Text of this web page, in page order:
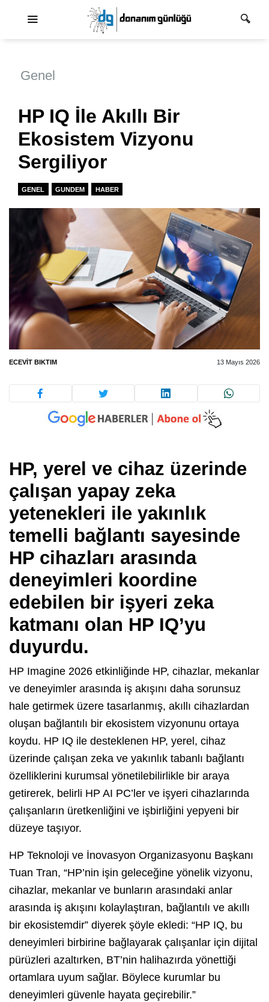
Genel
HP IQ İle Akıllı Bir
Ekosistem Vizyonu
Sergiliyor
GENEL GUNDEM HABER
ECEVIT BIKTIM 13 Mayıs 2026
HP, yerel ve cihaz üzerinde
çalışan yapay zeka
yetenekleri ile yakınlık
temelli bağlantı sayesinde
HP cihazları arasında
deneyimleri koordine
edebilen bir işyeri zeka
katmanı olan HP IQ’yu
duyurdu.
HP Imagine 2026 etkinliğinde HP, cihazlar, mekanlar
ve deneyimler arasında iş akışını daha sorunsuz
hale getirmek üzere tasarlanmış, akıllı cihazlardan
oluşan bağlantılı bir ekosistem vizyonunu ortaya
koydu. HP IQ ile desteklenen HP, yerel, cihaz
üzerinde çalışan zeka ve yakınlık tabanlı bağlantı
özelliklerini kurumsal yönetilebilirlikle bir araya
getirerek, belirli HP AI PC’ler ve işyeri cihazlarında
çalışanların üretkenliğini ve işbirliğini yepyeni bir
düzeye taşıyor.
HP Teknoloji ve İnovasyon Organizasyonu Başkanı
Tuan Tran, “HP’nin işin geleceğine yönelik vizyonu,
cihazlar, mekanlar ve bunların arasındaki anlar
arasında iş akışını kolaylaştıran, bağlantılı ve akıllı
bir ekosistemdir” diyerek şöyle ekledi: “HP IQ, bu
deneyimleri birbirine bağlayarak çalışanlar için dijital
pürüzleri azaltırken, BT’nin halihazırda yönettiği
ortamlara uyum sağlar. Böylece kurumlar bu
deneyimleri güvenle hayata geçirebilir.”